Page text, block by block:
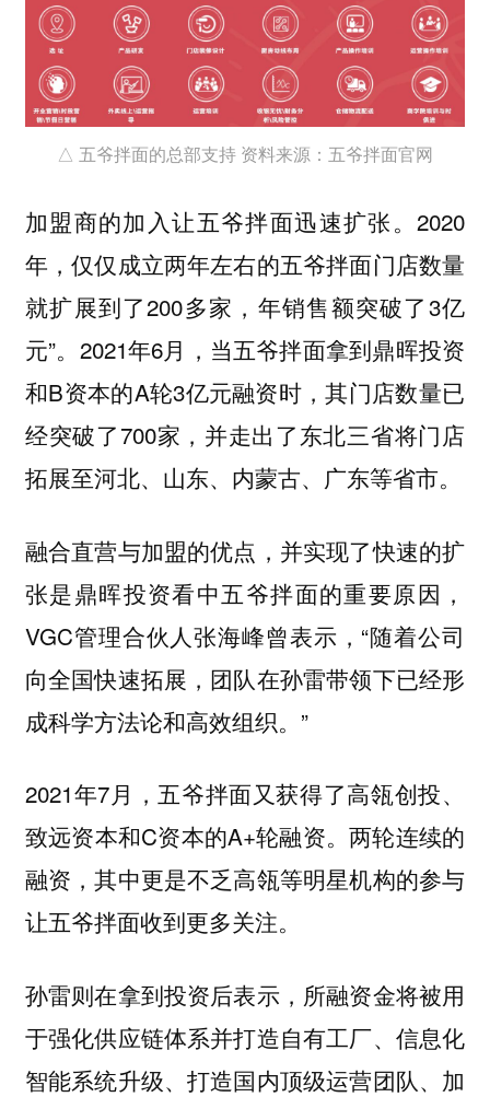
△ 五爷拌面的总部支持 资料来源：五爷拌面官网
加盟商的加入让五爷拌面迅速扩张。2020
年，仅仅成立两年左右的五爷拌面门店数量
就扩展到了200多家，年销售额突破了3亿
元”。2021年6月，当五爷拌面拿到鼎晖投资
和B资本的A轮3亿元融资时，其门店数量已
经突破了700家，并走出了东北三省将门店
拓展至河北、山东、内蒙古、广东等省市。
融合直营与加盟的优点，并实现了快速的扩
张是鼎晖投资看中五爷拌面的重要原因，
VGC管理合伙人张海峰曾表示，“随着公司
向全国快速拓展，团队在孙雷带领下已经形
成科学方法论和高效组织。”
2021年7月，五爷拌面又获得了高瓴创投、
致远资本和C资本的A+轮融资。两轮连续的
融资，其中更是不乏高瓴等明星机构的参与
让五爷拌面收到更多关注。
孙雷则在拿到投资后表示，所融资金将被用
于强化供应链体系并打造自有工厂、信息化
智能系统升级、打造国内顶级运营团队、加